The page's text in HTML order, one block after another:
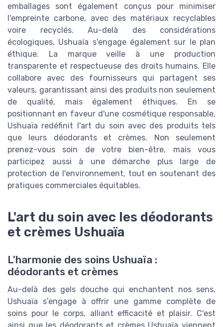
emballages sont également conçus pour minimiser
l'empreinte carbone, avec des matériaux recyclables
voire recyclés. Au-delà des considérations
écologiques, Ushuaïa s'engage également sur le plan
éthique. La marque veille à une production
transparente et respectueuse des droits humains. Elle
collabore avec des fournisseurs qui partagent ses
valeurs, garantissant ainsi des produits non seulement
de qualité, mais également éthiques. En se
positionnant en faveur d'une cosmétique responsable,
Ushuaïa redéfinit l'art du soin avec des produits tels
que leurs déodorants et crèmes. Non seulement
prenez-vous soin de votre bien-être, mais vous
participez aussi à une démarche plus large de
protection de l'environnement, tout en soutenant des
pratiques commerciales équitables.
L'art du soin avec les déodorants
et crèmes Ushuaïa
L'harmonie des soins Ushuaïa :
déodorants et crèmes
Au-delà des gels douche qui enchantent nos sens,
Ushuaïa s’engage à offrir une gamme complète de
soins pour le corps, alliant efficacité et plaisir. C'est